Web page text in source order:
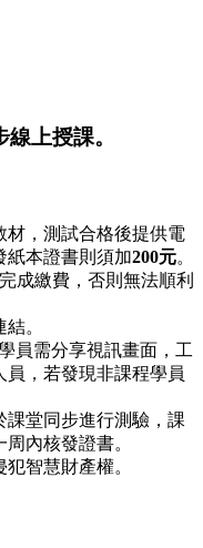
上授課。
材，測試合格後提供電
紙本證書則須加200元。
成繳費，否則無法順利
。
員需分享視訊畫面，工
，若發現非課程學員
課堂同步進行測驗，課
內核發證書。
智慧財產權。